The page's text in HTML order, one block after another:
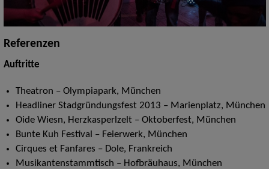
Referenzen
Auftritte
Theatron – Olympiapark, München
Headliner Stadgründungsfest 2013 – Marienplatz, München
Oide Wiesn, Herzkasperlzelt – Oktoberfest, München
Bunte Kuh Festival – Feierwerk, München
Cirques et Fanfares – Dole, Frankreich
Musikantenstammtisch – Hofbräuhaus, München